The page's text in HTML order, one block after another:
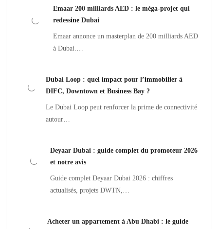
Emaar 200 milliards AED : le méga-projet qui
redessine Dubai
Emaar annonce un masterplan de 200 milliards AED
à Dubai.…
Dubai Loop : quel impact pour l’immobilier à
DIFC, Downtown et Business Bay ?
Le Dubai Loop peut renforcer la prime de connectivité
autour…
Deyaar Dubai : guide complet du promoteur 2026
et notre avis
Guide complet Deyaar Dubai 2026 : chiffres
actualisés, projets DWTN,…
Acheter un appartement à Abu Dhabi : le guide